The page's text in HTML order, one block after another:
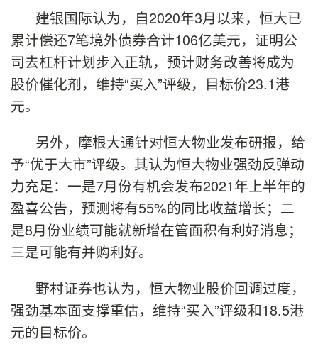
建银国际认为，自2020年3月以来，恒大已
累计偿还7笔境外债券合计106亿美元，证明公
司去杠杆计划步入正轨，预计财务改善将成为
股价催化剂，维持“买入”评级，目标价23.1港
元。
另外，摩根大通针对恒大物业发布研报，给
予“优于大市”评级。其认为恒大物业强劲反弹动
力充足：一是7月份有机会发布2021年上半年的
盈喜公告，预测将有55%的同比收益增长；二
是8月份业绩可能就新增在管面积有利好消息；
三是可能有并购利好。
野村证券也认为，恒大物业股价回调过度，
强劲基本面支撑重估，维持“买入”评级和18.5港
元的目标价。